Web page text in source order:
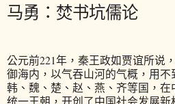
马勇：焚书坑儒论
公元前221年，秦王政如贾谊所说
御海内，以气吞山河的气概，用
韩、魏、楚、赵、燕、齐等国，
统一王朝，开创了中国社会发展